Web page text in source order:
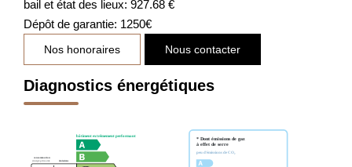
bail et état des lieux: 927.68 €
Dépôt de garantie: 1250€
Nos honoraires Nous contacter
Diagnostics énergétiques